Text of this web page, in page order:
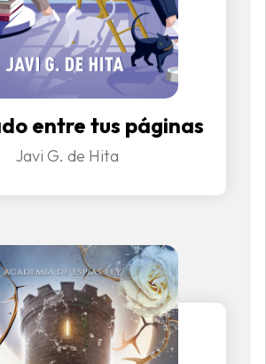
entre tus páginas
Javi G. de Hita